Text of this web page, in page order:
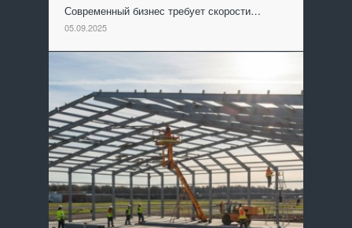
Современный бизнес требует скорости…
05.09.2025